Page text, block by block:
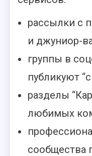
рассылки с
и джуниор-
группы в
публикуют
разделы
любимых
сообщества